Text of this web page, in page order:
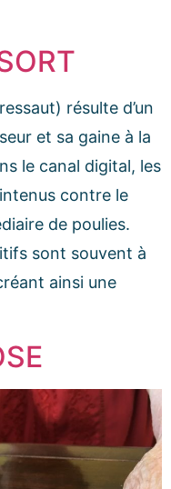
résulte d’un
et sa gaine à la
le canal digital, les
contre le
de poulies.
sont souvent à
ainsi une